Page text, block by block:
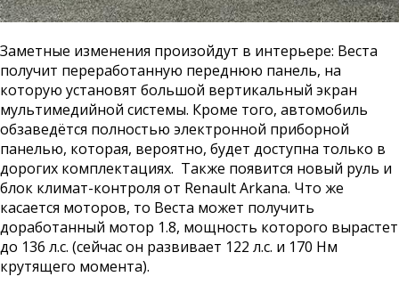
Заметные изменения произойдут в интерьере: Веста
получит переработанную переднюю панель, на
которую установят большой вертикальный экран
мультимедийной системы. Кроме того, автомобиль
обзаведётся полностью электронной приборной
панелью, которая, вероятно, будет доступна только в
дорогих комплектациях. Также появится новый руль и
блок климат-контроля от Renault Arkana. Что же
касается моторов, то Веста может получить
доработанный мотор 1.8, мощность которого вырастет
до 136 л.с. (сейчас он развивает 122 л.с. и 170 Нм
крутящего момента).